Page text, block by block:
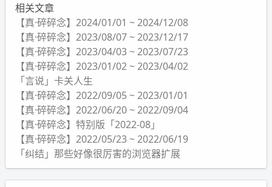
相关文章
【真·碎碎念】2024/01/01 ~ 2024/12/08
【真·碎碎念】2023/08/07 ~ 2023/12/17
【真·碎碎念】2023/04/03 ~ 2023/07/23
【真·碎碎念】2023/01/02 ~ 2023/04/02
「言说」卡关人生
【真·碎碎念】2022/09/05 ~ 2023/01/01
【真·碎碎念】2022/06/20 ~ 2022/09/04
【真·碎碎念】特别版「2022-08」
【真·碎碎念】2022/05/23 ~ 2022/06/19
「纠结」那些好像很厉害的浏览器扩展